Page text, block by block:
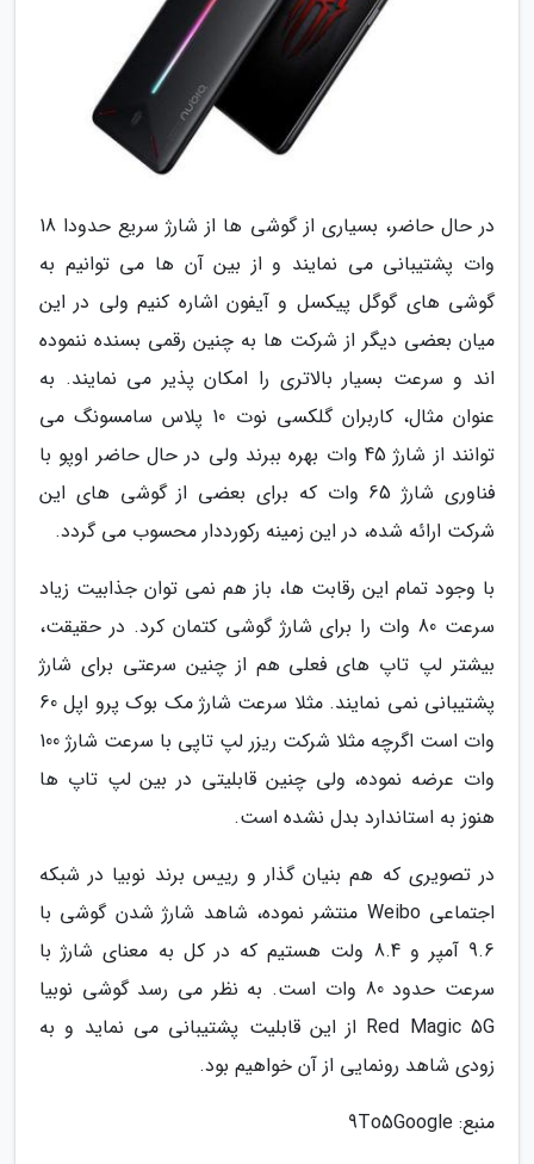
در حال حاضر، بسیاری از گوشی ها از شارژ سریع حدودا 18
وات پشتیبانی می نمایند و از بین آن ها می توانیم به
گوشی های گوگل پیکسل و آیفون اشاره کنیم ولی در این
میان بعضی دیگر از شرکت ها به چنین رقمی بسنده ننموده
اند و سرعت بسیار بالاتری را امکان پذیر می نمایند. به
عنوان مثال، کاربران گلکسی نوت 10 پلاس سامسونگ می
توانند از شارژ 45 وات بهره ببرند ولی در حال حاضر اوپو با
فناوری شارژ 65 وات که برای بعضی از گوشی های این
شرکت ارائه شده، در این زمینه رکورددار محسوب می گردد.
با وجود تمام این رقابت ها، باز هم نمی توان جذابیت زیاد
سرعت 80 وات را برای شارژ گوشی کتمان کرد. در حقیقت،
بیشتر لپ تاپ های فعلی هم از چنین سرعتی برای شارژ
پشتیبانی نمی نمایند. مثلا سرعت شارژ مک بوک پرو اپل 60
وات است اگرچه مثلا شرکت ریزر لپ تاپی با سرعت شارژ 100
وات عرضه نموده، ولی چنین قابلیتی در بین لپ تاپ ها
هنوز به استاندارد بدل نشده است.
در تصویری که هم بنیان گذار و رییس برند نوبیا در شبکه
اجتماعی Weibo منتشر نموده، شاهد شارژ شدن گوشی با
9.6 آمپر و 8.4 ولت هستیم که در کل به معنای شارژ با
سرعت حدود 80 وات است. به نظر می رسد گوشی نوبیا
Red Magic 5G از این قابلیت پشتیبانی می نماید و به
زودی شاهد رونمایی از آن خواهیم بود.
منبع: 9To5Google